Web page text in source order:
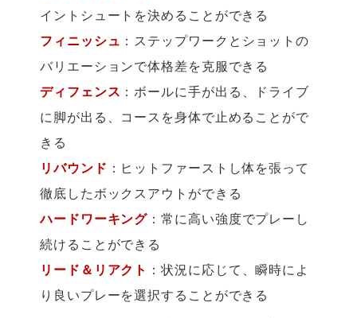
イントシュートを決めることができる
フィニッシュ ：ステップワークとショットの
バリエーションで体格差を克服できる
ディフェンス ：ボールに手が出る、ドライブ
に脚が出る、コースを身体で止めることがで
きる
リバウンド ：ヒットファーストし体を張って
徹底したボックスアウトができる
ハードワーキング ：常に高い強度でプレーし
続けることができる
リード＆リアクト ：状況に応じて、瞬時によ
り良いプレーを選択することができる